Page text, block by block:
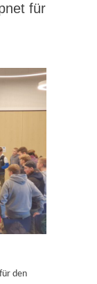
für
den